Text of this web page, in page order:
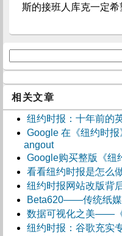
斯的接班人库克一定
相关文章
纽约时报：十年前的
Google 在《纽约时
angout
Google购买整版《纽
看看纽约时报是怎么
纽约时报网站改版背
Beta620——传统纸媒
数据可视化之美——
纽约时报：谷歌充实